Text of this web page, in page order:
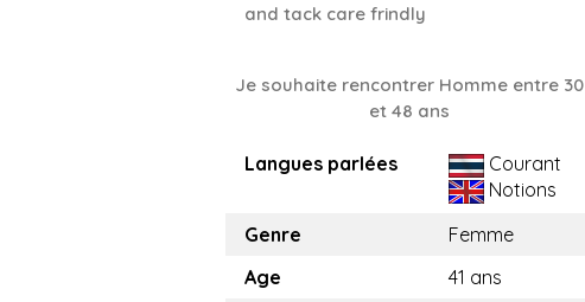
and tack care frindly
Je souhaite rencontrer Homme entre 30
et 48 ans
Langues parlées
Courant
Notions
Genre
Femme
Age
41 ans